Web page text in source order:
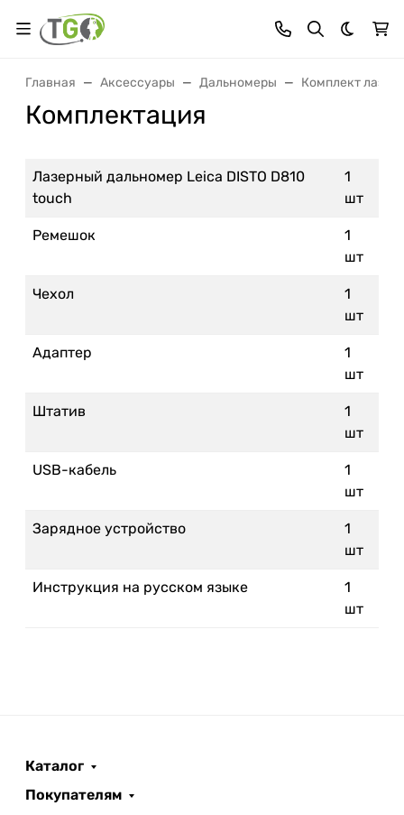
Темная
Главная Аксессуары Дальномеры Комплект
Комплектация
Лазерный дальномер Leica DISTO D810
touch
1
шт
Ремешок
1
шт
Чехол
1
шт
Адаптер
1
шт
Штатив
1
шт
USB-кабель
1
шт
Зарядное устройство
1
шт
Инструкция на русском языке
1
шт
Каталог
Покупателям